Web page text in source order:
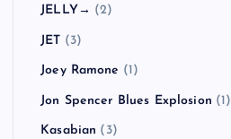
JELLY→ (2)
JET (3)
Joey Ramone (1)
Jon Spencer Blues Explosion (1)
Kasabian (3)